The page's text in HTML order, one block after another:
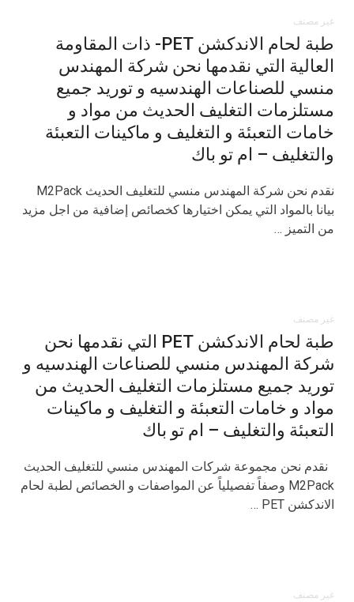
غير مصنف
طبة لحام الاندكشن PET- ذات المقاومة
العالية التي نقدمها نحن شركة المهندس
منسي للصناعات الهندسيه و توريد جميع
مستلزمات التغليف الحديث من مواد و
خامات التعبئة و التغليف و ماكينات التعبئة
والتغليف – ام تو باك
نقدم نحن شركة المهندس منسي للتغليف الحديث M2Pack
بيانا بالمواد التي يمكن اختيارها كخصائص إضافية من اجل مزيد
من التميز …
غير مصنف
طبة لحام الاندكشن PET التي نقدمها نحن
شركة المهندس منسي للصناعات الهندسيه و
توريد جميع مستلزمات التغليف الحديث من
مواد و خامات التعبئة و التغليف و ماكينات
التعبئة والتغليف – ام تو باك
نقدم نحن مجموعة شركات المهندس منسي للتغليف الحديث
M2Pack وصفاً تفصيلياً عن المواصفات و الخصائص لطبة لحام
الاندكشن PET …
غير مصنف